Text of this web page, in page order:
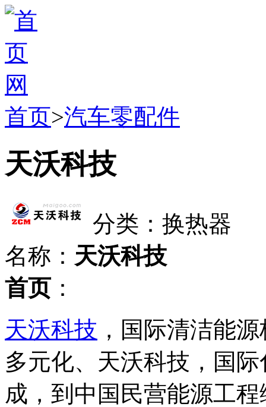
首页>汽车零配件
天沃科技
分类：换热器
名称： 天沃科技
首页 ：
天沃科技 ，国际清洁能
多元化、天沃科技，国
成，到中国民营能源工